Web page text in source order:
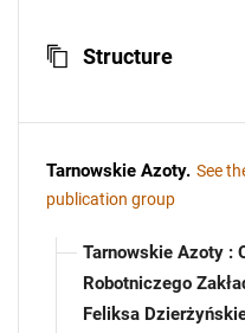
Structure
Tarnowskie Azoty. See
publication group
Tarnowskie Azoty :
Robotniczego
Feliksa